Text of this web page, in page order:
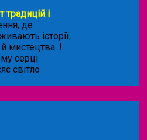
традицій і
де
історії,
І
серці
світло